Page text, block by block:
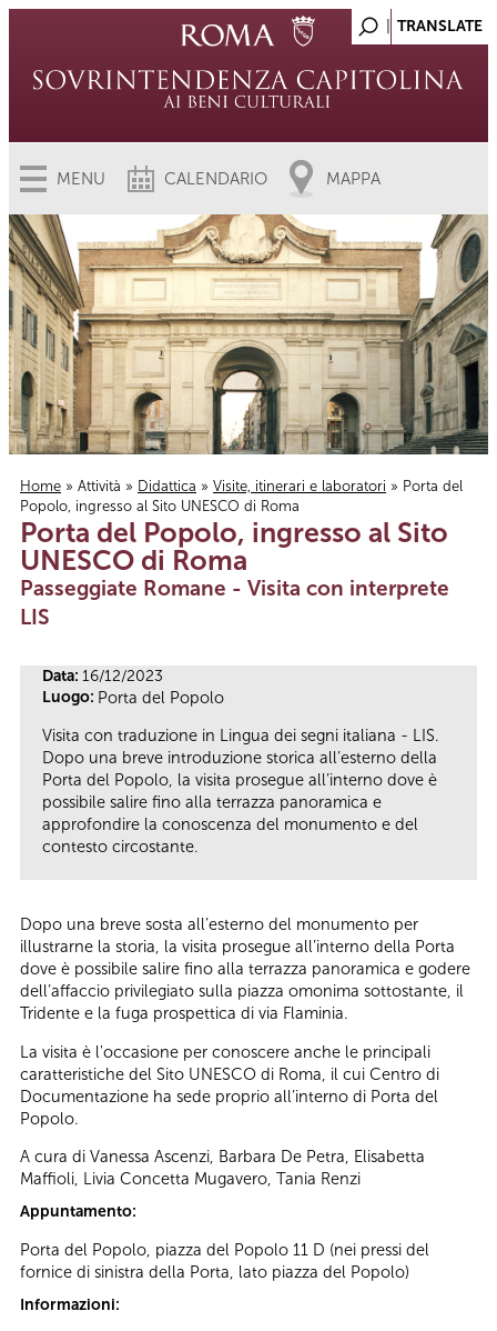
MENU CALENDARIO MAPPA
Tu sei qui
Home » Attività » Didattica » Visite, itinerari e laboratori » Porta del
Popolo, ingresso al Sito UNESCO di Roma
Porta del Popolo, ingresso al Sito
UNESCO di Roma
Passeggiate Romane - Visita con interprete
LIS
Data: 16/12/2023
Luogo: Porta del Popolo
Visita con traduzione in Lingua dei segni italiana - LIS.
Dopo una breve introduzione storica all’esterno della
Porta del Popolo, la visita prosegue all’interno dove è
possibile salire fino alla terrazza panoramica e
approfondire la conoscenza del monumento e del
contesto circostante.
Dopo una breve sosta all’esterno del monumento per
illustrarne la storia, la visita prosegue all’interno della Porta
dove è possibile salire fino alla terrazza panoramica e godere
dell’affaccio privilegiato sulla piazza omonima sottostante, il
Tridente e la fuga prospettica di via Flaminia.
La visita è l'occasione per conoscere anche le principali
caratteristiche del Sito UNESCO di Roma, il cui Centro di
Documentazione ha sede proprio all’interno di Porta del
Popolo.
A cura di Vanessa Ascenzi, Barbara De Petra, Elisabetta
Maffioli, Livia Concetta Mugavero, Tania Renzi
Appuntamento:
Porta del Popolo, piazza del Popolo 11 D (nei pressi del
fornice di sinistra della Porta, lato piazza del Popolo)
Informazioni: